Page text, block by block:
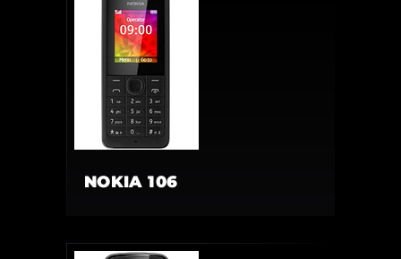
NOKIA 106